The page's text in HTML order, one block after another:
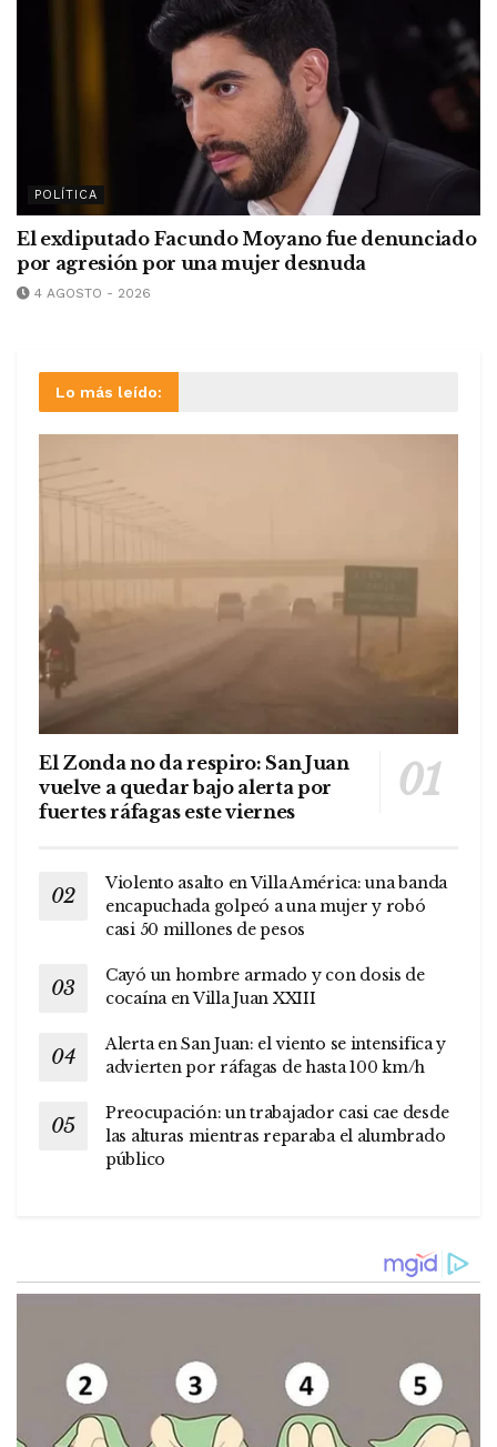
POLÍTICA
El exdiputado Facundo Moyano fue denunciado
por agresión por una mujer desnuda
4 AGOSTO - 2026
Lo más leído:
El Zonda no da respiro: San Juan
vuelve a quedar bajo alerta por
fuertes ráfagas este viernes
Violento asalto en Villa América: una banda
encapuchada golpeó a una mujer y robó
casi 50 millones de pesos
Cayó un hombre armado y con dosis de
cocaína en Villa Juan XXIII
Alerta en San Juan: el viento se intensifica y
advierten por ráfagas de hasta 100 km/h
Preocupación: un trabajador casi cae desde
las alturas mientras reparaba el alumbrado
público